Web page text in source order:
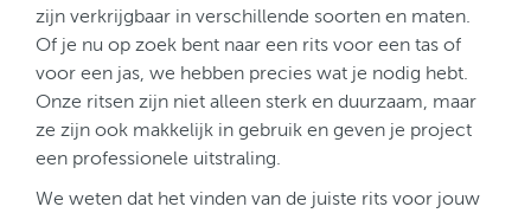
zijn verkrijgbaar in verschillende soorten en maten.
Of je nu op zoek bent naar een rits voor een tas of
voor een jas, we hebben precies wat je nodig hebt.
Onze ritsen zijn niet alleen sterk en duurzaam, maar
ze zijn ook makkelijk in gebruik en geven je project
een professionele uitstraling.
We weten dat het vinden van de juiste rits voor jouw